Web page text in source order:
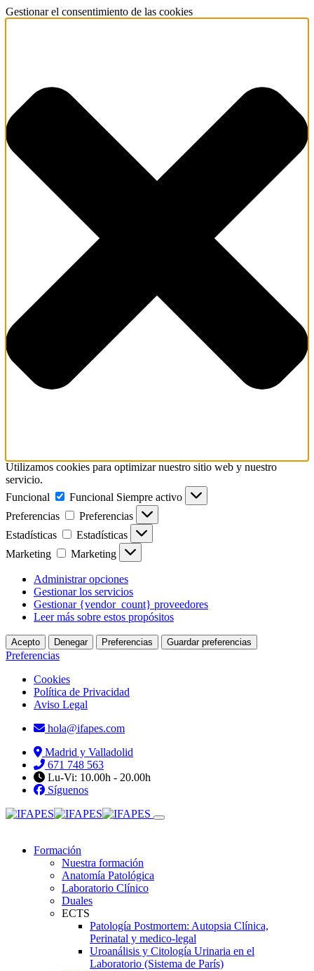
Gestionar el consentimiento de las cookies
Utilizamos cookies para optimizar nuestro sitio web y nuestro
servicio.
Funcional
Funcional Siempre activo
Preferencias
Preferencias
Estadísticas
Estadísticas
Marketing
Marketing
Administrar opciones
Gestionar los servicios
Gestionar {vendor_count} proveedores
Leer más sobre estos propósitos
Acepto Denegar Preferencias Guardar preferencias
Preferencias
Cookies
Política de Privacidad
Aviso Legal
hola@ifapes.com
Madrid y Valladolid
671 748 563
Lu-Vi: 10.00h - 20.00h
Síguenos
Formación
Nuestra formación
Anatomía Patológica
Laboratorio Clínico
Duales
ECTS
Patología Postmortem: Autopsia Clínica,
Perinatal y medico-legal
Uroanálisis y Citología Urinaria en el
Laboratorio (Sistema de París)